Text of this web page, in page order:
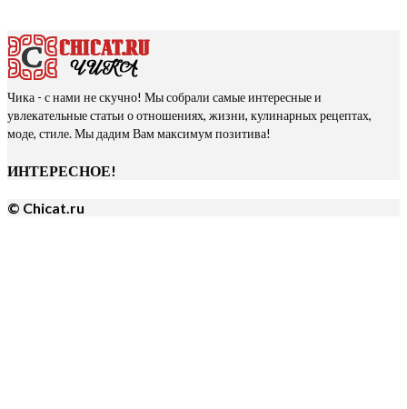
Чика - с нами не скучно! Мы собрали самые интересные и
увлекательные статьи о отношениях, жизни, кулинарных рецептах,
моде, стиле. Мы дадим Вам максимум позитива!
ИНТЕРЕСНОЕ!
© Chicat.ru